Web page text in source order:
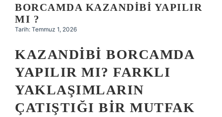
Hakkımızda
Hakkımızda
BORCAMDA KAZANDIBI YAPILIR
MI ?
Tarih: Temmuz 1, 2026
KAZANDIBI BORCAMDA
YAPILIR MI? FARKLI
YAKLAŞIMLARIN
ÇATIŞTIĞI BIR MUTFAK